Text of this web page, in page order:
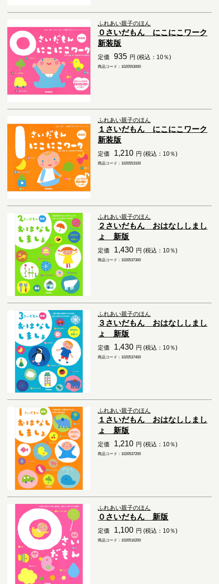
ふれあい親子のほん
０さいだもん にこにこワーク
新装版
定価 935 円 (税込：10％)
商品コード：1020553000
ふれあい親子のほん
１さいだもん にこにこワーク
新装版
定価 1,210 円 (税込：10％)
商品コード：1020553100
ふれあい親子のほん
２さいだもん おはなししまし
ょ 新版
定価 1,430 円 (税込：10％)
商品コード：1020537300
ふれあい親子のほん
３さいだもん おはなししまし
ょ 新版
定価 1,430 円 (税込：10％)
商品コード：1020537400
ふれあい親子のほん
１さいだもん おはなししまし
ょ 新版
定価 1,210 円 (税込：10％)
商品コード：1020537200
ふれあい親子のほん
０さいだもん 新版
定価 1,100 円 (税込：10％)
商品コード：1020516200